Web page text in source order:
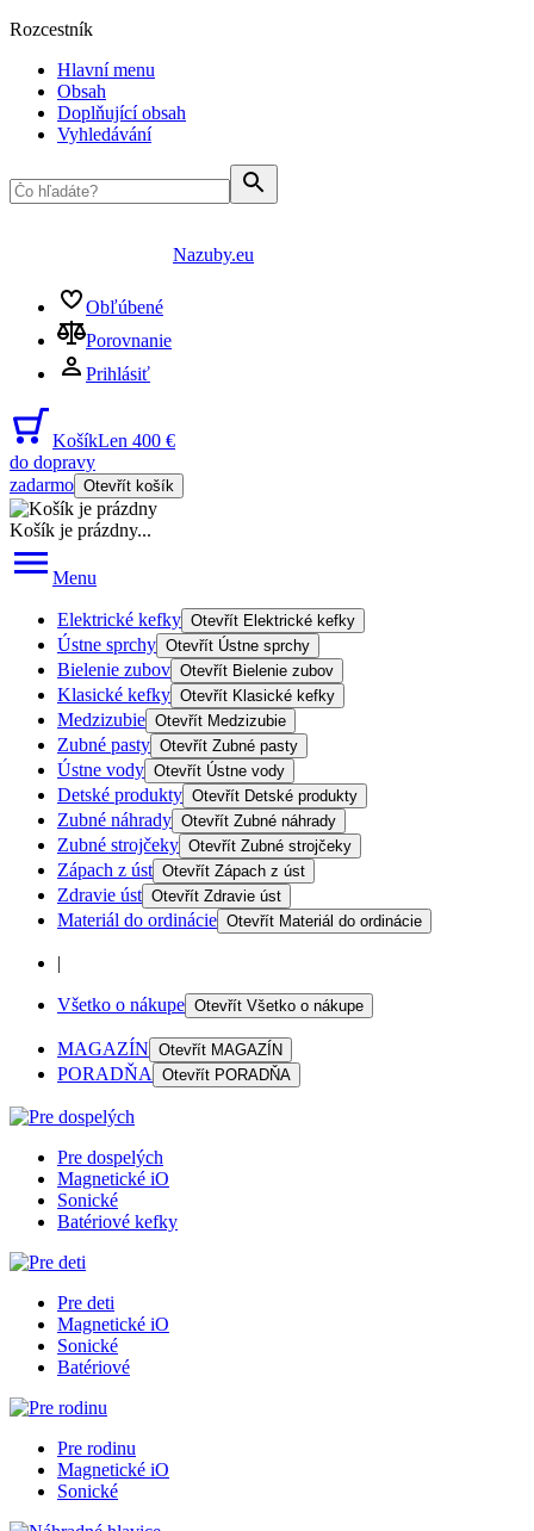
Rozcestník
Hlavní menu
Obsah
Doplňující obsah
Vyhledávání
Nazuby.eu
Obľúbené
Porovnanie
Prihlásiť
KošíkLen 400 €
do dopravy
zadarmo Otevřít košík
Košík je prázdny...
Menu
Elektrické kefky Otevřít Elektrické kefky
Ústne sprchy Otevřít Ústne sprchy
Bielenie zubov Otevřít Bielenie zubov
Klasické kefky Otevřít Klasické kefky
Medzizubie Otevřít Medzizubie
Zubné pasty Otevřít Zubné pasty
Ústne vody Otevřít Ústne vody
Detské produkty Otevřít Detské produkty
Zubné náhrady Otevřít Zubné náhrady
Zubné strojčeky Otevřít Zubné strojčeky
Zápach z úst Otevřít Zápach z úst
Zdravie úst Otevřít Zdravie úst
Materiál do ordinácie Otevřít Materiál do ordinácie
|
Všetko o nákupe Otevřít Všetko o nákupe
MAGAZÍN Otevřít MAGAZÍN
PORADŇA Otevřít PORADŇA
Pre dospelých
Magnetické iO
Sonické
Batériové kefky
Pre deti
Magnetické iO
Sonické
Batériové
Pre rodinu
Magnetické iO
Sonické